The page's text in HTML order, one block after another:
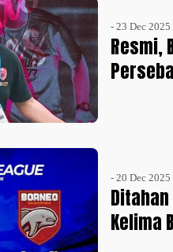
- 23 Dec 2025
Resmi,
- 20 Dec 2025
Kelima